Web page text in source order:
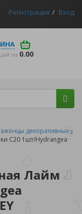
Регистрация Вход
на 0.00
декоративных
С20 1шт/Hydrangea
Лайм